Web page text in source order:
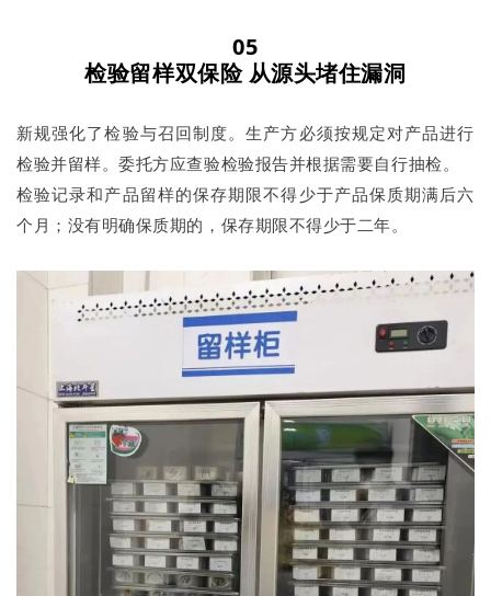
05
检验留样双保险 从源头堵住漏洞
新规强化了检验与召回制度。生产方必须按规定对产品进行
检验并留样。委托方应查验检验报告并根据需要自行抽检。
检验记录和产品留样的保存期限不得少于产品保质期满后六
个月；没有明确保质期的，保存期限不得少于二年。